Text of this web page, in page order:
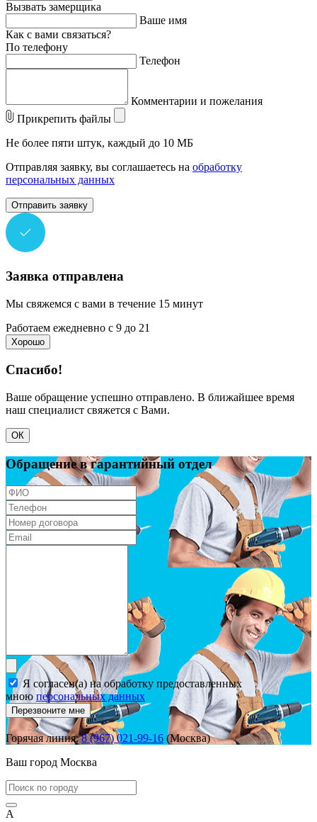
Вызвать замерщика
Ваше имя
Как с вами связаться?
По телефону
Телефон
Комментарии и пожелания
Прикрепить файлы
Не более пяти штук, каждый до 10 МБ
Отправляя заявку, вы соглашаетесь на обработку
персональных данных
Отправить заявку
Заявка отправлена
Мы свяжемся с вами в течение 15 минут
Работаем ежедневно с 9 до 21
Хорошо
Спасибо!
Ваше обращение успешно отправлено. В ближайшее время
наш специалист свяжется с Вами.
ОК
Обращение в гарантийный отдел
Я согласен(а) на обработку предоставленных
мною персональных данных
Перезвоните мне
Горячая линия:8 (967) 021-99-16 (Москва)
Ваш город Москва
А